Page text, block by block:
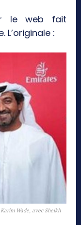
le web fait
:
Wade, avec Sheikh